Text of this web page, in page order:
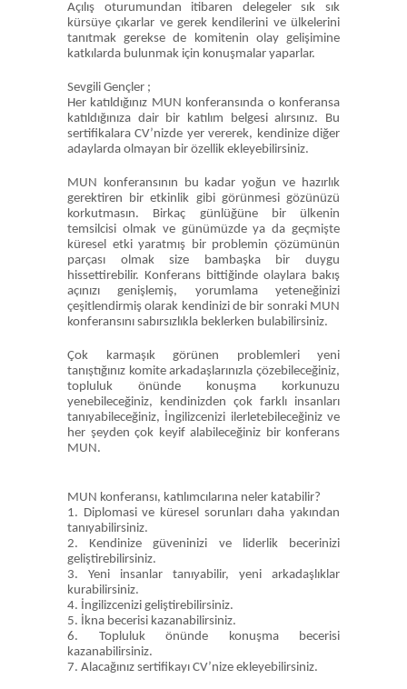
Açılış oturumundan itibaren delegeler sık sık
kürsüye çıkarlar ve gerek kendilerini ve ülkelerini
tanıtmak gerekse de komitenin olay gelişimine
katkılarda bulunmak için konuşmalar yaparlar.
Sevgili Gençler ;
Her katıldığınız MUN konferansında o konferansa
katıldığınıza dair bir katılım belgesi alırsınız. Bu
sertifikalara CV’nizde yer vererek, kendinize diğer
adaylarda olmayan bir özellik ekleyebilirsiniz.
MUN konferansının bu kadar yoğun ve hazırlık
gerektiren bir etkinlik gibi görünmesi gözünüzü
korkutmasın. Birkaç günlüğüne bir ülkenin
temsilcisi olmak ve günümüzde ya da geçmişte
küresel etki yaratmış bir problemin çözümünün
parçası olmak size bambaşka bir duygu
hissettirebilir. Konferans bittiğinde olaylara bakış
açınızı genişlemiş, yorumlama yeteneğinizi
çeşitlendirmiş olarak kendinizi de bir sonraki MUN
konferansını sabırsızlıkla beklerken bulabilirsiniz.
Çok karmaşık görünen problemleri yeni
tanıştığınız komite arkadaşlarınızla çözebileceğiniz,
topluluk önünde konuşma korkunuzu
yenebileceğiniz, kendinizden çok farklı insanları
tanıyabileceğiniz, İngilizcenizi ilerletebileceğiniz ve
her şeyden çok keyif alabileceğiniz bir konferans
MUN.
MUN konferansı, katılımcılarına neler katabilir?
1. Diplomasi ve küresel sorunları daha yakından
tanıyabilirsiniz.
2. Kendinize güveninizi ve liderlik becerinizi
geliştirebilirsiniz.
3. Yeni insanlar tanıyabilir, yeni arkadaşlıklar
kurabilirsiniz.
4. İngilizcenizi geliştirebilirsiniz.
5. İkna becerisi kazanabilirsiniz.
6. Topluluk önünde konuşma becerisi
kazanabilirsiniz.
7. Alacağınız sertifikayı CV’nize ekleyebilirsiniz.